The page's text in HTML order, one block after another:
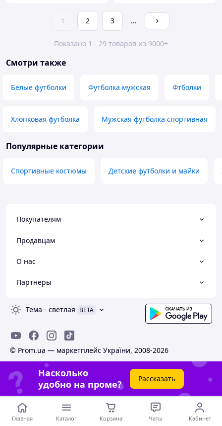
1 2 3 ...
Показано 1 - 29 товаров из 9000+
Смотри также
Белые футболки Футболка мужская Фтболки
Хлопковая футболка Мужская футболка спортивная
Популярные категории
Спортивные костюмы Детские футболки и майки
Покупателям
Продавцам
О нас
Партнеры
Тема - светлая BETA
© Prom.ua — маркетплейс України, 2008-2026
Насколько
удобно на проме?
Рассказать
Главная Каталог Корзина Чаты Кабинет